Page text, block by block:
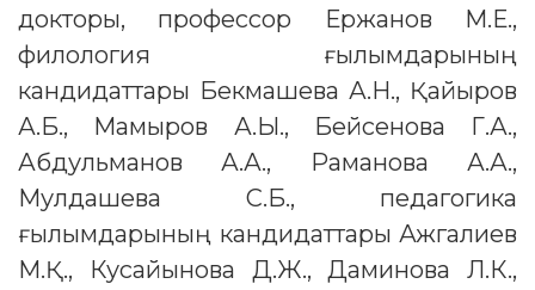
докторы, профессор Ержанов М.Е.,
филология ғылымдарының
кандидаттары Бекмашева А.Н., Қайыров
А.Б., Мамыров А.Ы., Бейсенова Г.А.,
Абдульманов А.А., Раманова А.А.,
Мулдашева С.Б., педагогика
ғылымдарының кандидаттары Ажгалиев
М.Қ., Кусайынова Д.Ж., Даминова Л.К.,